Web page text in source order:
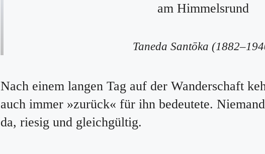
am Himmelsrund
Taneda Santōka
Nach einem langen Tag auf der Wanderschaft
auch immer »zurück« für ihn bedeutete.
da, riesig und gleichgültig.